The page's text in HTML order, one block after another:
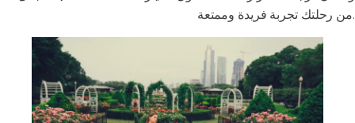
من رحلتك تجربة فريدة وممتعة.